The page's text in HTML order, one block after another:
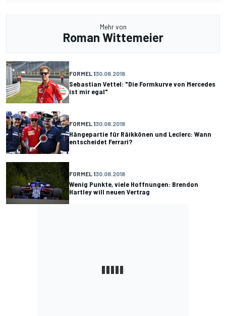
Mehr von
Roman Wittemeier
FORMEL 130.08.2018
Sebastian Vettel: "Die Formkurve von Mercedes
ist mir egal"
FORMEL 130.08.2018
Hängepartie für Räikkönen und Leclerc: Wann
entscheidet Ferrari?
FORMEL 130.08.2018
Wenig Punkte, viele Hoffnungen: Brendon
Hartley will neuen Vertrag